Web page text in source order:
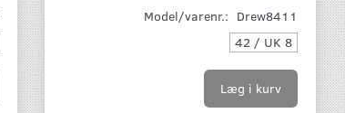
Model/varenr.: Drew8411
42 / UK 8
Læg i kurv